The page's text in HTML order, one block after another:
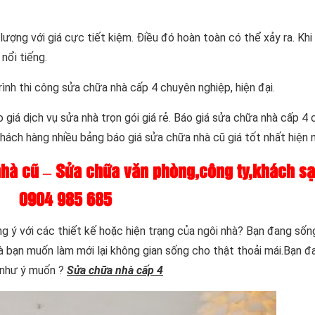
với giá cực tiết kiệm. Điều đó hoàn toàn có thể xảy ra.
tiếng.
thi công sửa chữa nhà cấp 4 chuyên nghiệp, hiện đại.
dịch vụ sửa nhà trọn gói giá rẻ. Báo giá sửa chữa nhà cấp 4
hàng nhiều bảng báo giá sửa chữa nhà cũ giá tốt nhất hiện
cũ – Sửa chữa văn phòng,công ty,khách
0904 985 685
ý với các thiết kế hoặc hiện trạng của ngôi nhà? Bạn đang
muốn làm mới lại không gian sống cho thật thoải mái.Bạn
ý muốn ? Sửa chữa nhà cấp 4